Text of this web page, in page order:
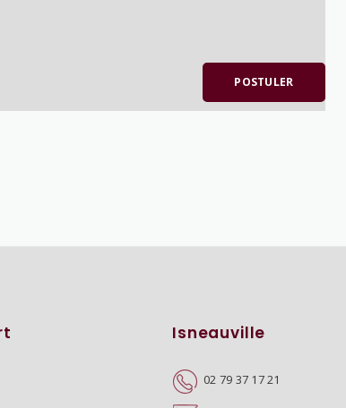
POSTULER
Isneauville
02 79 37 17 21